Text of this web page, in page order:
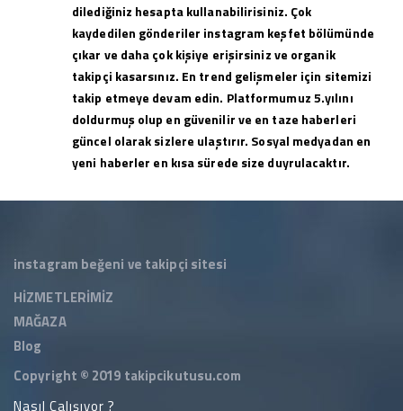
dilediğiniz hesapta kullanabilirisiniz. Çok
kaydedilen gönderiler instagram keşfet bölümünde
çıkar ve daha çok kişiye erişirsiniz ve organik
takipçi kasarsınız. En trend gelişmeler için sitemizi
takip etmeye devam edin. Platformumuz 5.yılını
doldurmuş olup en güvenilir ve en taze haberleri
güncel olarak sizlere ulaştırır. Sosyal medyadan en
yeni haberler en kısa sürede size duyrulacaktır.
instagram beğeni ve takipçi sitesi
HİZMETLERİMİZ
MAĞAZA
Blog
Copyright © 2019 takipcikutusu.com
Nasıl Çalışıyor ?